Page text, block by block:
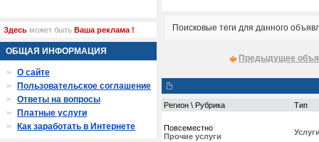
Поисковые теги для данного
Предыдущее
Регион \ Рубрика Тип
Повсеместно
Прочие услуги
Здесь может быть Ваша реклама !
ОБЩАЯ ИНФОРМАЦИЯ
О сайте
Пользовательское соглашение
Ответы на вопросы
Платные услуги
Как заработать в Интернете